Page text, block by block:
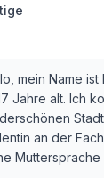
mein Name
Jahre alt. Ich
an der
Muttersprache